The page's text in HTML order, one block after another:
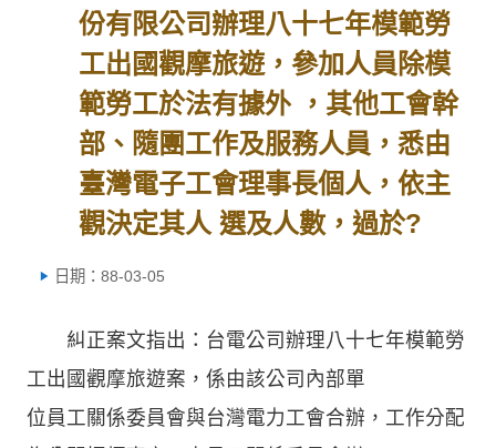
份有限公司辦理八十七年模範勞
工出國觀摩旅遊，參加人員除模
範勞工於法有據外 ，其他工會幹
部、隨團工作及服務人員，悉由
臺灣電子工會理事長個人，依主
觀決定其人 選及人數，過於?
日期：88-03-05
糾正案文指出：台電公司辦理八十七年模範勞
工出國觀摩旅遊案，係由該公司內部單
位員工關係委員會與台灣電力工會合辦，工作分配